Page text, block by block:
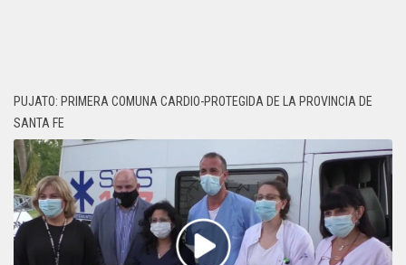
PUJATO: PRIMERA COMUNA CARDIO-PROTEGIDA DE LA PROVINCIA DE
SANTA FE